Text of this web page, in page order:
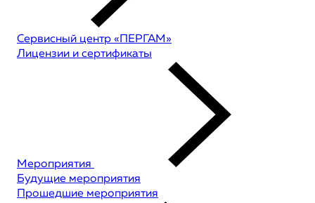
Сервисный центр «ПЕРГАМ»
Лицензии и сертификаты
Мероприятия
Будущие мероприятия
Прошедшие мероприятия